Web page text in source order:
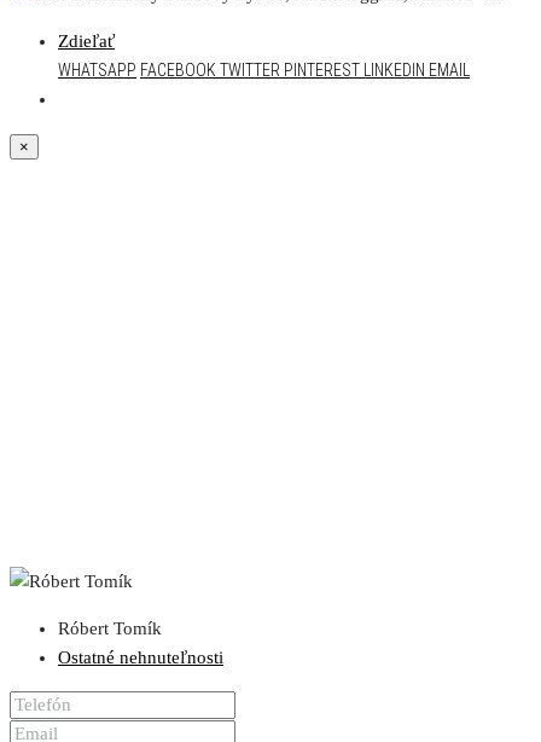
Zdieľať
WHATSAPP FACEBOOK TWITTER PINTEREST LINKEDIN EMAIL
×
Róbert Tomík
Ostatné nehnuteľnosti